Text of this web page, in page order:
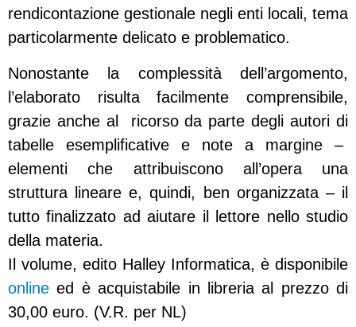
rendicontazione gestionale negli enti locali, tema
particolarmente delicato e problematico.
Nonostante la complessità dell’argomento,
l’elaborato risulta facilmente comprensibile,
grazie anche al ricorso da parte degli autori di
tabelle esemplificative e note a margine –
elementi che attribuiscono all’opera una
struttura lineare e, quindi, ben organizzata – il
tutto finalizzato ad aiutare il lettore nello studio
della materia.
Il volume, edito Halley Informatica, è disponibile
online ed è acquistabile in libreria al prezzo di
30,00 euro. (V.R. per NL)